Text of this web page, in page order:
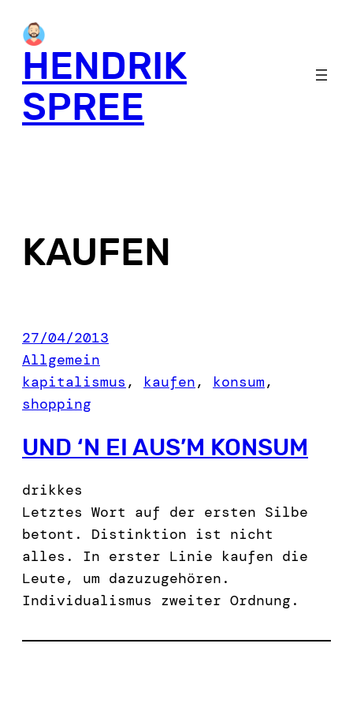
content
HENDRIK
SPREE
KAUFEN
27/04/2013
Allgemein
kapitalismus , kaufen, konsum
shopping
UND ‘N EI AUS’M KONSUM
drikkes
Letztes Wort auf der ersten Silbe
betont. Distinktion ist nicht
alles. In erster Linie kaufen die
Leute, um dazuzugehören.
Individualismus zweiter Ordnung.